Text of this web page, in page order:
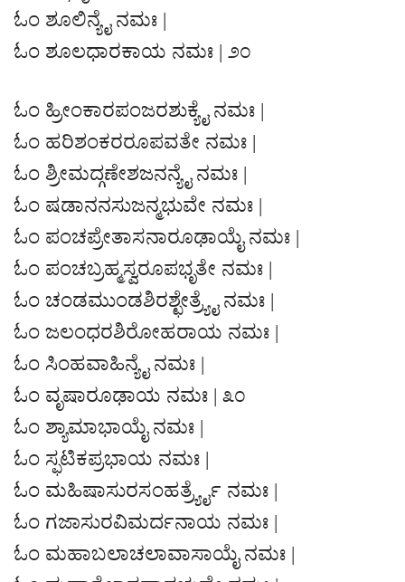
ಓಂ ಶೂಲಿನ್ಯೈ ನಮಃ |
ಓಂ ಶೂಲಧಾರಕಾಯ ನಮಃ | ೨೦
ಓಂ ಹ್ರೀಂಕಾರಪಂಜರಶುಕ್ಯೈ ನಮಃ |
ಓಂ ಹರಿಶಂಕರರೂಪವತೇ ನಮಃ |
ಓಂ ಶ್ರೀಮದ್ಗಣೇಶಜನನ್ಯೈ ನಮಃ |
ಓಂ ಷಡಾನನಸುಜನ್ಮಭುವೇ ನಮಃ |
ಓಂ ಪಂಚಪ್ರೇತಾಸನಾರೂಢಾಯೈ ನಮಃ |
ಓಂ ಪಂಚಬ್ರಹ್ಮಸ್ವರೂಪಭೃತೇ ನಮಃ |
ಓಂ ಚಂಡಮುಂಡಶಿರಶ್ಛೇತ್ರ್ಯೈ ನಮಃ |
ಓಂ ಜಲಂಧರಶಿರೋಹರಾಯ ನಮಃ |
ಓಂ ಸಿಂಹವಾಹಿನ್ಯೈ ನಮಃ |
ಓಂ ವೃಷಾರೂಢಾಯ ನಮಃ | ೩೦
ಓಂ ಶ್ಯಾಮಾಭಾಯೈ ನಮಃ |
ಓಂ ಸ್ಫಟಿಕಪ್ರಭಾಯ ನಮಃ |
ಓಂ ಮಹಿಷಾಸುರಸಂಹರ್ತ್ರ್ಯೈ ನಮಃ |
ಓಂ ಗಜಾಸುರವಿಮರ್ದನಾಯ ನಮಃ |
ಓಂ ಮಹಾಬಲಾಚಲಾವಾಸಾಯೈ ನಮಃ |